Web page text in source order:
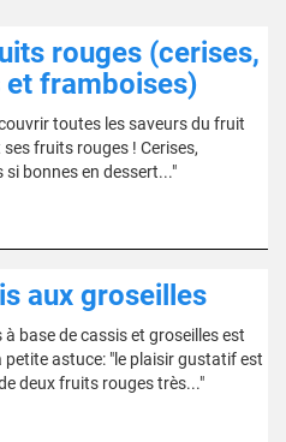
rouges (cerises,
framboises)
toutes les saveurs du fruit
fruits rouges ! Cerises,
bonnes en dessert..."
aux groseilles
base de cassis et groseilles est
astuce: "le plaisir gustatif est
deux fruits rouges très..."